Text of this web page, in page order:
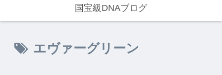
国宝級DNAブログ
エヴァーグリーン